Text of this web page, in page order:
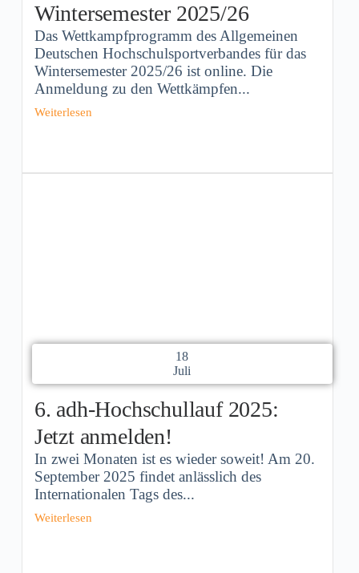
Wintersemester 2025/26
Das Wettkampfprogramm des Allgemeinen
Deutschen Hochschulsportverbandes für das
Wintersemester 2025/26 ist online. Die
Anmeldung zu den Wettkämpfen...
Weiterlesen
18
Juli
6. adh-Hochschullauf 2025:
Jetzt anmelden!
In zwei Monaten ist es wieder soweit! Am 20.
September 2025 findet anlässlich des
Internationalen Tags des...
Weiterlesen